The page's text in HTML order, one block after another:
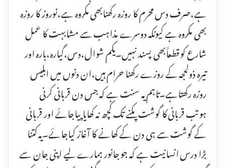
ہے،صرف دس محرم کا روزہ رکھنابھی مکروہ ہے،نوروز کا روزہ
بھی مکروہ ہے کیونکہ دوسرے مذاہب سے مشابہت کا عمل
شارع کو قطعاََبھی پسند نہیں۔یکم شوال،دس،گیارہ،بارہ اور
تیرہ ذولحجہ کے روزے رکھنا حرام ہیں،ان دنوں میں ابلیس
روزہ رکھتاہے۔تاہم یہ سنت ہے کہ جس دن قربانی کرنی
ہوتب قربانی کا گوشت پکنے تک کچھ نہ کھایا پیاجائے اور قربانی
کے گوشت سے ہی دن کے کھانے کا آغاز کیاجائے۔یہ کتنا
بڑا درس انسانیت ہے کہ جو جانور ہمارے لیے اپنی جان سے